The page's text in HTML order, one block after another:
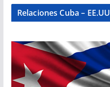
Relaciones Cuba – EE.UU